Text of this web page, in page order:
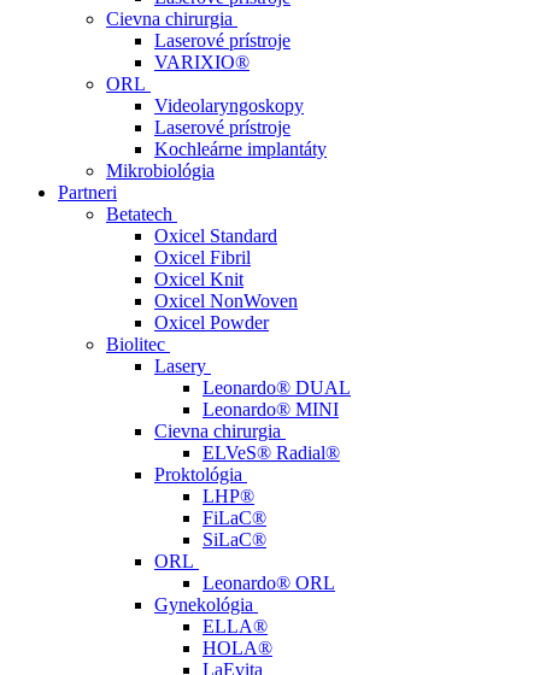
Cievna chirurgia
Laserové prístroje
VARIXIO®
ORL
Videolaryngoskopy
Laserové prístroje
Kochleárne implantáty
Mikrobiológia
Partneri
Betatech
Oxicel Standard
Oxicel Fibril
Oxicel Knit
Oxicel NonWoven
Oxicel Powder
Biolitec
Lasery
Leonardo® DUAL
Leonardo® MINI
Cievna chirurgia
ELVeS® Radial®
Proktológia
LHP®
FiLaC®
SiLaC®
ORL
Leonardo® ORL
Gynekológia
ELLA®
HOLA®
LaEvita